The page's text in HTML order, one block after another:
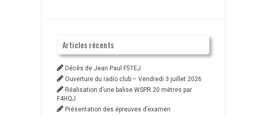
Articles récents
Décès de Jean Paul F5TEJ
Ouverture du radio club – Vendredi 3 juillet 2026
Réalisation d’une balise WSPR 20 mètres par
F4HQJ
Présentation des épreuves d’examen